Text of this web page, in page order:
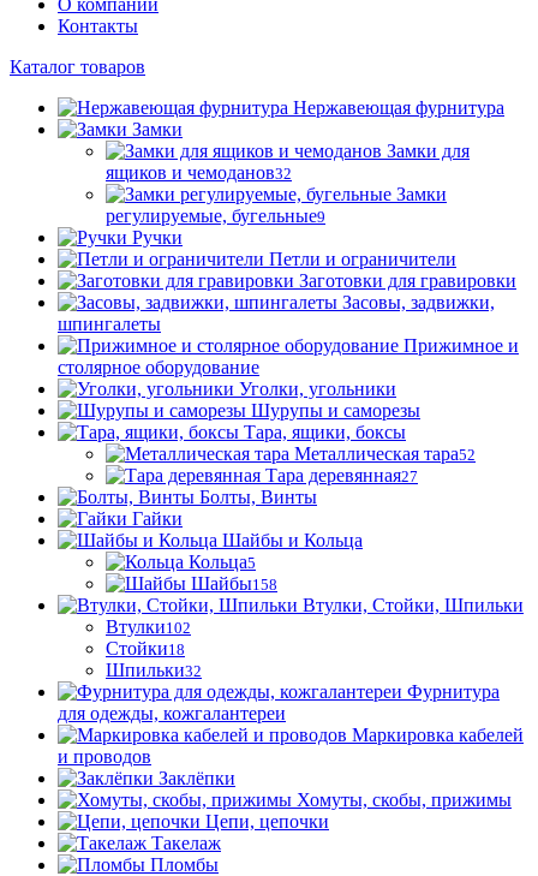
О компании
Контакты
Каталог товаров
Нержавеющая фурнитура
Замки
Замки для
ящиков и чемоданов32
Замки
регулируемые, бугельные9
Ручки
Петли и ограничители
Заготовки для гравировки
Засовы, задвижки,
шпингалеты
Прижимное и
столярное оборудование
Уголки, угольники
Шурупы и саморезы
Тара, ящики, боксы
Металлическая тара52
Тара деревянная27
Болты, Винты
Гайки
Шайбы и Кольца
Кольца5
Шайбы158
Втулки, Стойки, Шпильки
Втулки102
Стойки18
Шпильки32
Фурнитура
для одежды, кожгалантереи
Маркировка кабелей
и проводов
Заклёпки
Хомуты, скобы, прижимы
Цепи, цепочки
Такелаж
Пломбы